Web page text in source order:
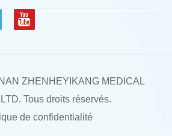
ZHENHEYIKANG MEDICAL
Tous droits réservés.
de confidentialité